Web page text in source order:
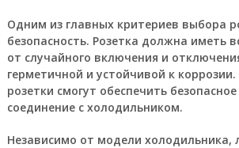
Одним из главных критериев выбора
безопасность. Розетка должна иметь
от случайного включения и
герметичной и устойчивой к
розетки смогут обеспечить
соединение с холодильником.
Независимо от модели холодильника,